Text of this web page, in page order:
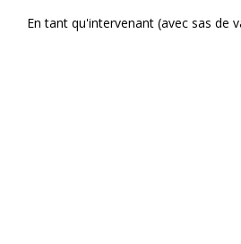
En tant qu'intervenant (avec sas de